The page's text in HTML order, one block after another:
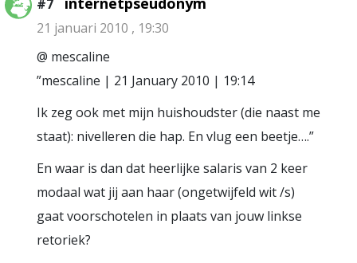
#7
21 januari 2010 , 19:30
@ mescaline
”mescaline | 21 January 2010 | 19:14
Ik zeg ook met mijn huishoudster (die naast me
staat): nivelleren die hap. En vlug een beetje….”
En waar is dan dat heerlijke salaris van 2 keer
modaal wat jij aan haar (ongetwijfeld wit /s)
gaat voorschotelen in plaats van jouw linkse
retoriek?